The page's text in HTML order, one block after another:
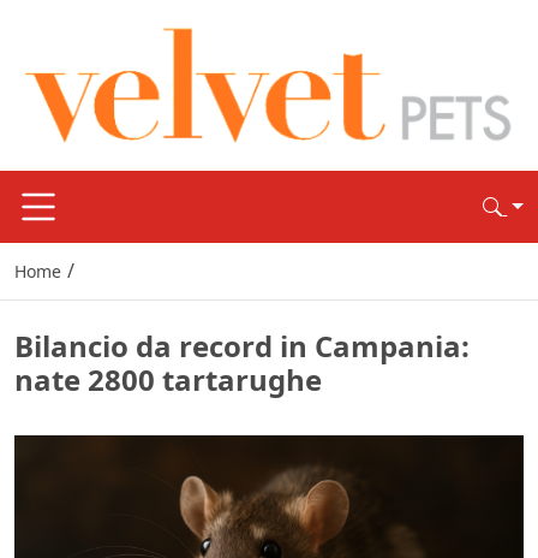
Home /
Bilancio da record in Campania:
nate 2800 tartarughe